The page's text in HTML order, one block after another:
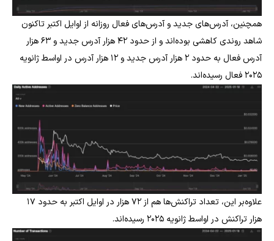
همچنین، آدرس‌های جدید و آدرس‌های فعال روزانه از اوایل اکتبر تاکنون
شاهد روندی کاهشی بوده‌اند و از حدود ۴۲ هزار آدرس جدید و ۶۳ هزار
آدرس فعال به حدود ۲ هزار آدرس جدید و ۱۲ هزار آدرس در اواسط ژانویه
۲۰۲۵ فعال رسیده‌اند.
علاوه‌بر این، تعداد تراکنش‌ها هم از ۷۲ هزار در اوایل اکتبر به حدود ۱۷
هزار تراکنش در اواسط ژانویه ۲۰۲۵ رسیده‌اند.